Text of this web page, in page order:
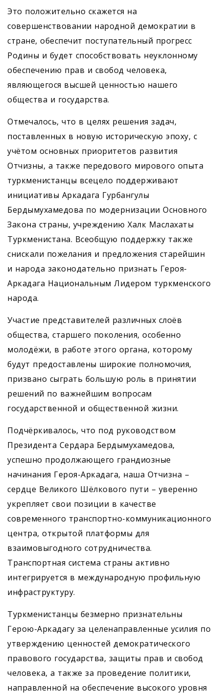
Это положительно скажется на
совершенствовании народной демократии в
стране, обеспечит поступательный прогресс
Родины и будет способствовать неуклонному
обеспечению прав и свобод человека,
являющегося высшей ценностью нашего
общества и государства.
Отмечалось, что в целях решения задач,
поставленных в новую историческую эпоху, с
учётом основных приоритетов развития
Отчизны, а также передового мирового опыта
туркменистанцы всецело поддерживают
инициативы Аркадага Гурбангулы
Бердымухамедова по модернизации Основного
Закона страны, учреждению Халк Маслахаты
Туркменистана. Всеобщую поддержку также
снискали пожелания и предложения старейшин
и народа законодательно признать Героя-
Аркадага Национальным Лидером туркменского
народа.
Участие представителей различных слоёв
общества, старшего поколения, особенно
молодёжи, в работе этого органа, которому
будут предоставлены широкие полномочия,
призвано сыграть большую роль в принятии
решений по важнейшим вопросам
государственной и общественной жизни.
Подчёркивалось, что под руководством
Президента Сердара Бердымухамедова,
успешно продолжающего грандиозные
начинания Героя-Аркадага, наша Отчизна –
сердце Великого Шёлкового пути – уверенно
укрепляет свои позиции в качестве
современного транспорт­но-коммуникационного
центра, открытой платформы для
взаимовыгодного сотрудничества.
Транспортная система страны активно
интегрируется в международную профильную
инфраструктуру.
Туркменистанцы безмерно признательны
Герою-Аркадагу за целенаправленные усилия по
утверждению ценностей демократического
правового государства, защиты прав и свобод
человека, а также за проведение политики,
направленной на обеспечение высокого уровня